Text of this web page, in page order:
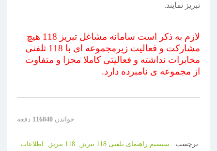
تبریز نمایند.
لازم به ذکر است سامانه مشاغل تبریز 118 هیچ
مشارکت و فعالیت زیرمجموعه ای با 118 تلفنی
مخابرات نداشته و فعالیتی کاملا مجزا و متفاوت
از مجموعه ی نامبرده دارد.
خواندن 116840 دفعه
برچسب: سیستم راهنمای تلفنی 118 تبریز, 118 تبریز,
اطلاعات